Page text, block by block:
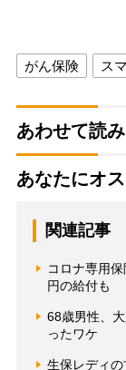
がん保険 ス
あわせて読
あなたにオ
関連記事
コロナ専用
円の給付も
68歳男性、
ったワケ
生保レディ